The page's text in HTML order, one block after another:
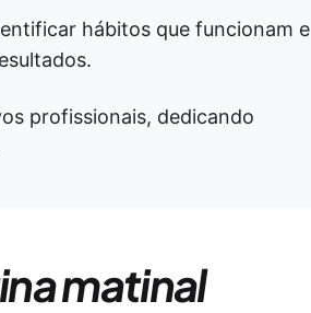
hábitos que funcionam e
profissionais, dedicando
matinal